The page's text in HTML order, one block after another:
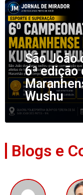
São João
6ª edição
Wushu
Blogs e